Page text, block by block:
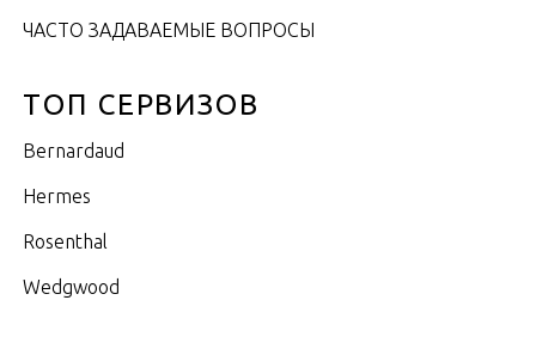
ЧАСТО ЗАДАВАЕМЫЕ ВОПРОСЫ
ТОП СЕРВИЗОВ
Bernardaud
Hermes
Rosenthal
Wedgwood